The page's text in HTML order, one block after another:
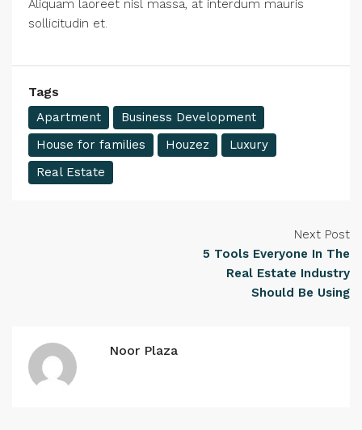
Aliquam laoreet nisl massa, at interdum mauris
sollicitudin et.
Tags
Apartment
Business Development
House for families
Houzez
Luxury
Real Estate
Next Post
5 Tools Everyone In The
Real Estate Industry
Should Be Using
Noor Plaza